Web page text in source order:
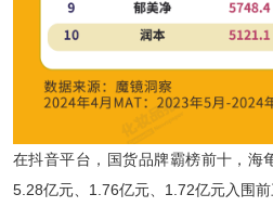
在抖音平台，国货品牌霸榜前十，海
5.28亿元、1.76亿元、1.72亿元入围前